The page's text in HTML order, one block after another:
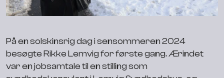
På en solskinsrig dag i sensommeren 2024
besøgte Rikke Lemvig for første gang. Ærindet
var en jobsamtale til en stilling som